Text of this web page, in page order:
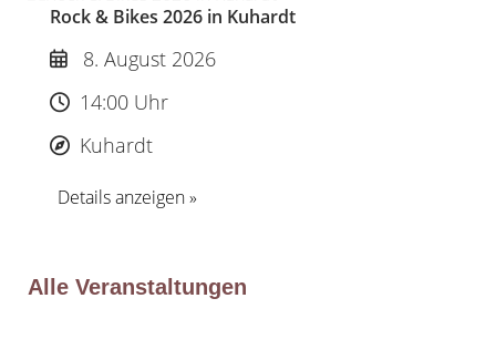
Rock & Bikes 2026 in Kuhardt
8. August 2026
14:00 Uhr
Kuhardt
Details anzeigen »
Alle Veranstaltungen